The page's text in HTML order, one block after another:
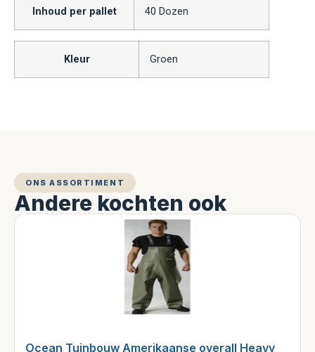
Inhoud per pallet 40 Dozen
Kleur Groen
ONS ASSORTIMENT
Andere kochten ook
Ocean Tuinbouw Amerikaanse overall Heavy